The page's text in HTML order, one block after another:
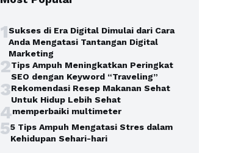
1Sukses di Era Digital Dimulai dari Cara
Anda Mengatasi Tantangan Digital
Marketing
2Tips Ampuh Meningkatkan Peringkat
SEO dengan Keyword “Traveling”
3Rekomendasi Resep Makanan Sehat
Untuk Hidup Lebih Sehat
4memperbaiki multimeter
55 Tips Ampuh Mengatasi Stres dalam
Kehidupan Sehari-hari